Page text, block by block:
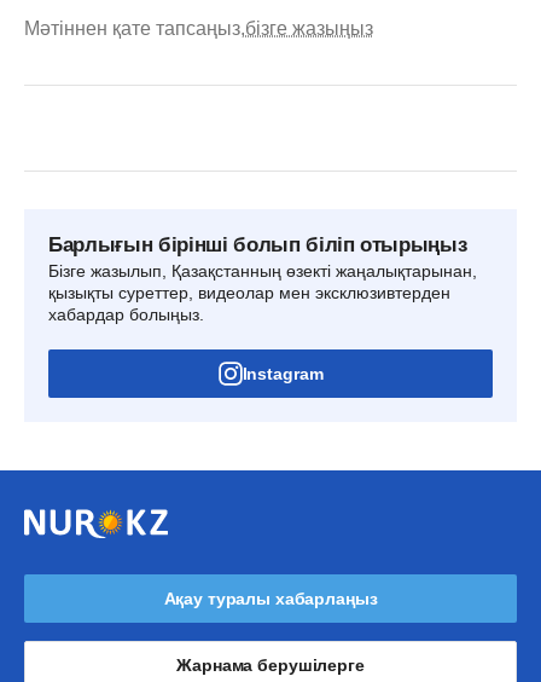
Мәтіннен қате тапсаңыз,бізге жазыңыз
Барлығын бірінші болып біліп отырыңыз
Бізге жазылып, Қазақстанның өзекті жаңалықтарынан,
қызықты суреттер, видеолар мен эксклюзивтерден
хабардар болыңыз.
Instagram
Ақау туралы хабарлаңыз
Жарнама берушілерге